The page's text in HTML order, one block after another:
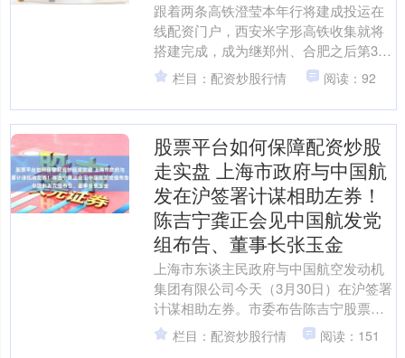
跟着两条高铁澄莹本年行将建成投运在
线配资门户，西安米字形高铁收集就将
搭建完成，成为继郑州、合肥之后第3个
构建起米字形高铁收集的城市。 3月29
日，西安至十堰高速....
栏目：配资炒股行情 阅读：92
股票平台如何保障配资炒股
走实盘 上海市政府与中国航
发在沪签署计谋相助左券！
陈吉宁龚正会见中国航发党
组布告、董事长张玉金
上海市东谈主民政府与中国航空发动机
集团有限公司今天（3月30日）在沪签署
计谋相助左券。市委布告陈吉宁股票平
台如何保障配资炒股走实盘，市委副布
告、市长龚正会见中国....
栏目：配资炒股行情 阅读：151